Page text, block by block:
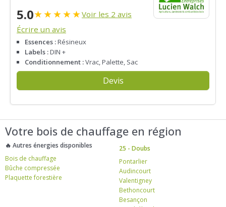
5.0★★★★★Voir les 2 avis
Écrire un avis
Essences :Résineux
Labels :DIN +
Conditionnement :Vrac, Palette, Sac
Devis
Votre bois de chauffage en région
🔥 Autres énergies disponibles
Bois de chauffage
Bûche compressée
Plaquette forestière
25 - Doubs
Pontarlier
Audincourt
Valentigney
Bethoncourt
Besançon